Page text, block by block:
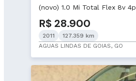
(novo) 1.0 Mi Total Flex 8v 4p
R$ 28.900
2011
127.359 km
AGUAS LINDAS DE GOIAS, GO